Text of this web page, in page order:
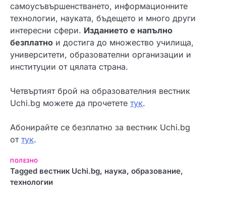
самоусъвършенстването, информационните
технологии, науката, бъдещето и много други
интересни сфери. Изданието е напълно
безплатно и достига до множество училища,
университети, образователни организации и
институции от цялата страна.
Четвъртият брой на образователния вестник
Uchi.bg можете да прочетете тук.
Абонирайте се безплатно за вестник Uchi.bg
от тук.
ПОЛЕЗНО
Tagged вестник Uchi.bg, наука, образование,
технологии